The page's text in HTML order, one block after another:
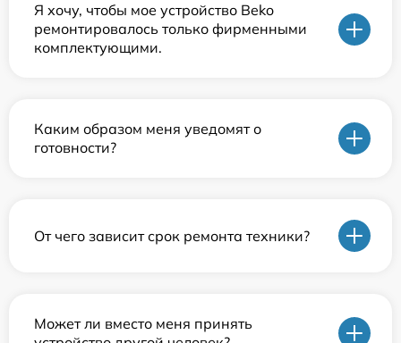
Я хочу, чтобы мое устройство Beko
ремонтировалось только фирменными
комплектующими.
Каким образом меня уведомят о
готовности?
От чего зависит срок ремонта техники?
Может ли вместо меня принять